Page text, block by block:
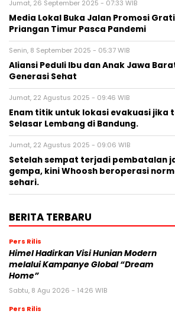
Jumat, 26 September 2025 - 07:33 WIB
Media Lokal Buka Jalan Promosi
Priangan Timur Pasca Pandemi
Senin, 8 September 2025 - 05:37 WIB
Aliansi Peduli Ibu dan Anak Jawa
Generasi Sehat
Jumat, 22 Agustus 2025 - 09:46 WIB
Enam titik untuk lokasi evakuasi jika
Selasar Lembang di Bandung.
Jumat, 22 Agustus 2025 - 09:06 WIB
Setelah sempat terjadi pembatalan
gempa, kini Whoosh beroperasi
sehari.
BERITA TERBARU
Pers Rilis
Himel Hadirkan Visi Hunian Modern
melalui Kampanye Global “Dream
Home”
Sabtu, 8 Agu 2026 - 14:26 WIB
Pers Rilis